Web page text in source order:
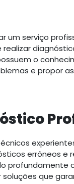
um serviço
o
e propor
errôneos e
profundamente
que